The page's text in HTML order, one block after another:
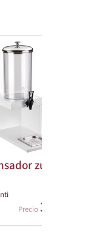
zumos 8
Precio 364